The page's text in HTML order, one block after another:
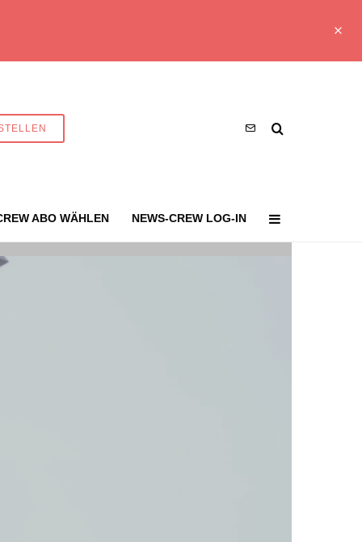
ABO WÄHLEN NEWS-CREW LOG-IN